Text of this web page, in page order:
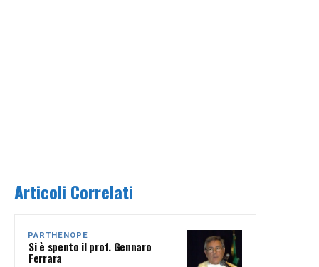
Articoli Correlati
PARTHENOPE
Si è spento il prof. Gennaro
Ferrara